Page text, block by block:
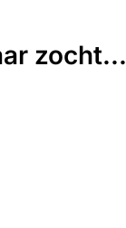
zocht...